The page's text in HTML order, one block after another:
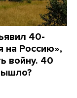
40-
на Россию»,
войну. 40